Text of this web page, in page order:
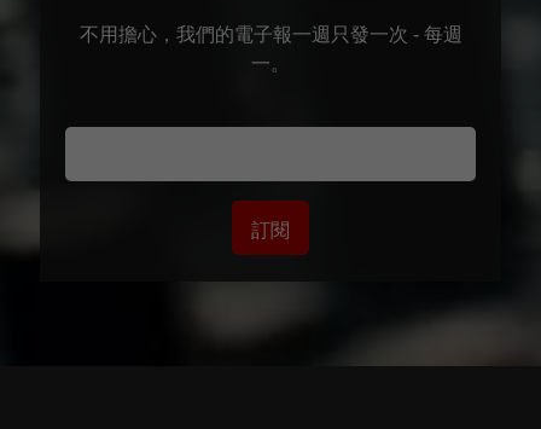
不用擔心，我們的電子報一週只發一次 - 每週
一。
訂閱